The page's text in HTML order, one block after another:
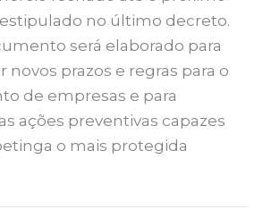
no último decreto.
será elaborado para
prazos e regras para o
de empresas e para
ações preventivas capazes
o mais protegida